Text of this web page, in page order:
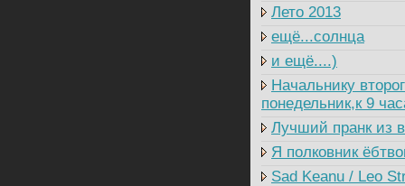
Лето 2013
ещё...солнца
и ещё....)
Начальнику
понедельник,к 9
Лучший пранк из
Я полковник
Sad Keanu / Leo